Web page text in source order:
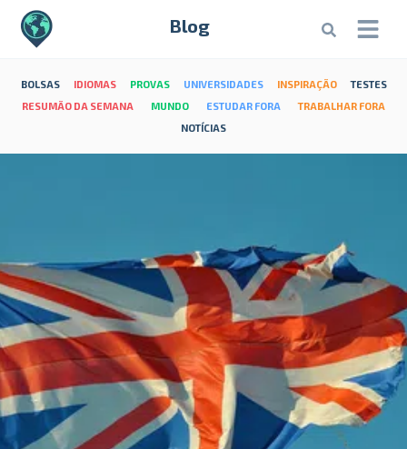
Blog
BOLSAS IDIOMAS PROVAS UNIVERSIDADES INSPIRAÇÃO
TESTES
RESUMÃO DA SEMANA
MUNDO ESTUDAR FORA
TRABALHAR FORA
NOTÍCIAS